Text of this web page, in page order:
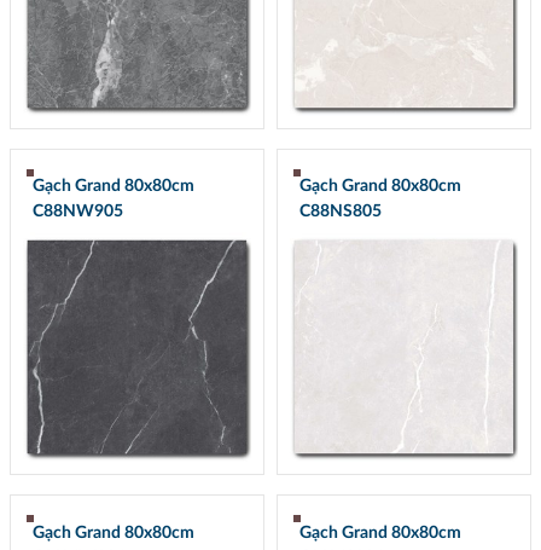
Gạch Grand 80x80cm
C88NW905
Gạch Grand 80x80cm
C88NS805
Gạch Grand 80x80cm
Gạch Grand 80x80cm